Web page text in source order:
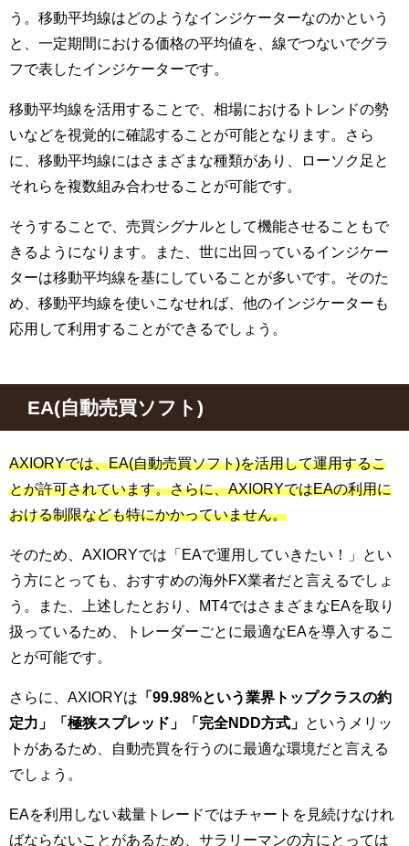
う。移動平均線はどのようなインジケーターなのかという
と、一定期間における価格の平均値を、線でつないでグラ
フで表したインジケーターです。
移動平均線を活用することで、相場におけるトレンドの勢
いなどを視覚的に確認することが可能となります。さら
に、移動平均線にはさまざまな種類があり、ローソク足と
それらを複数組み合わせることが可能です。
そうすることで、売買シグナルとして機能させることもで
きるようになります。また、世に出回っているインジケー
ターは移動平均線を基にしていることが多いです。そのた
め、移動平均線を使いこなせれば、他のインジケーターも
応用して利用することができるでしょう。
EA(自動売買ソフト)
AXIORYでは、EA(自動売買ソフト)を活用して運用するこ
とが許可されています。さらに、AXIORYではEAの利用に
おける制限なども特にかかっていません。
そのため、AXIORYでは「EAで運用していきたい！」とい
う方にとっても、おすすめの海外FX業者だと言えるでしょ
う。また、上述したとおり、MT4ではさまざまなEAを取り
扱っているため、トレーダーごとに最適なEAを導入するこ
とが可能です。
さらに、AXIORYは 「99.98%という業界トップクラスの約
定力」「極狭スプレッド」「完全NDD方式」
というメリッ
トがあるため、自動売買を行うのに最適な環境だと言える
でしょう。
EAを利用しない裁量トレードではチャートを見続けなけれ
ばならないことがあるため、サラリーマンの方にとっては